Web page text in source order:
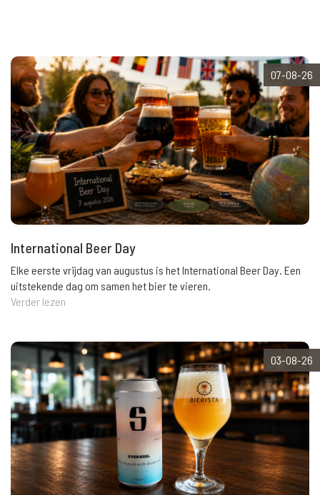
07-08-26
International Beer Day
Elke eerste vrijdag van augustus is het International Beer Day. Een
uitstekende dag om samen het bier te vieren.
Verder lezen
03-08-26